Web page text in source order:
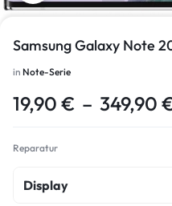
Samsung Galaxy Note
in Note-Serie
19,90 € – 349,90
Reparatur
Display